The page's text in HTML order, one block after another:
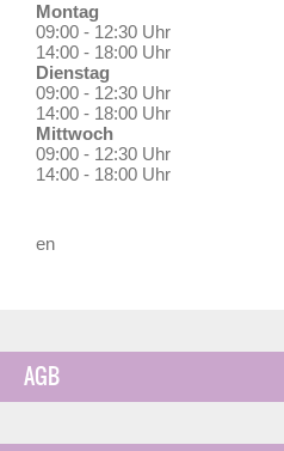
Montag
09:00 - 12:30 Uhr
14:00 - 18:00 Uhr
Dienstag
09:00 - 12:30 Uhr
14:00 - 18:00 Uhr
Mittwoch
09:00 - 12:30 Uhr
14:00 - 18:00 Uhr
en
AGB